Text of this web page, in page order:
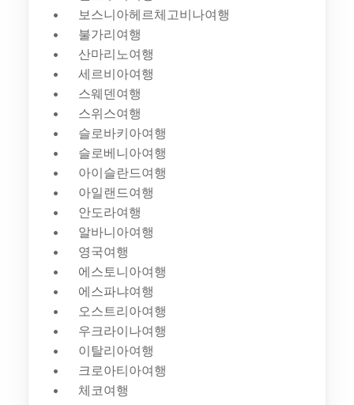
보스니아헤르체고비나여행
불가리여행
산마리노여행
세르비아여행
스웨덴여행
스위스여행
슬로바키아여행
슬로베니아여행
아이슬란드여행
아일랜드여행
안도라여행
알바니아여행
영국여행
에스토니아여행
에스파냐여행
오스트리아여행
우크라이나여행
이탈리아여행
크로아티아여행
체코여행